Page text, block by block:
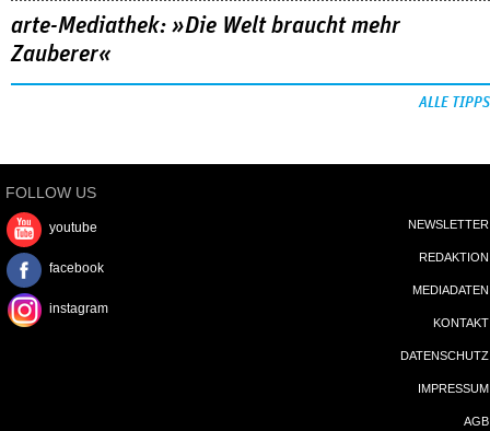
arte-Mediathek: »Die Welt braucht mehr
Zauberer«
ALLE TIPPS
FOLLOW US
youtube
facebook
instagram
NEWSLETTER
REDAKTION
MEDIADATEN
KONTAKT
DATENSCHUTZ
IMPRESSUM
AGB